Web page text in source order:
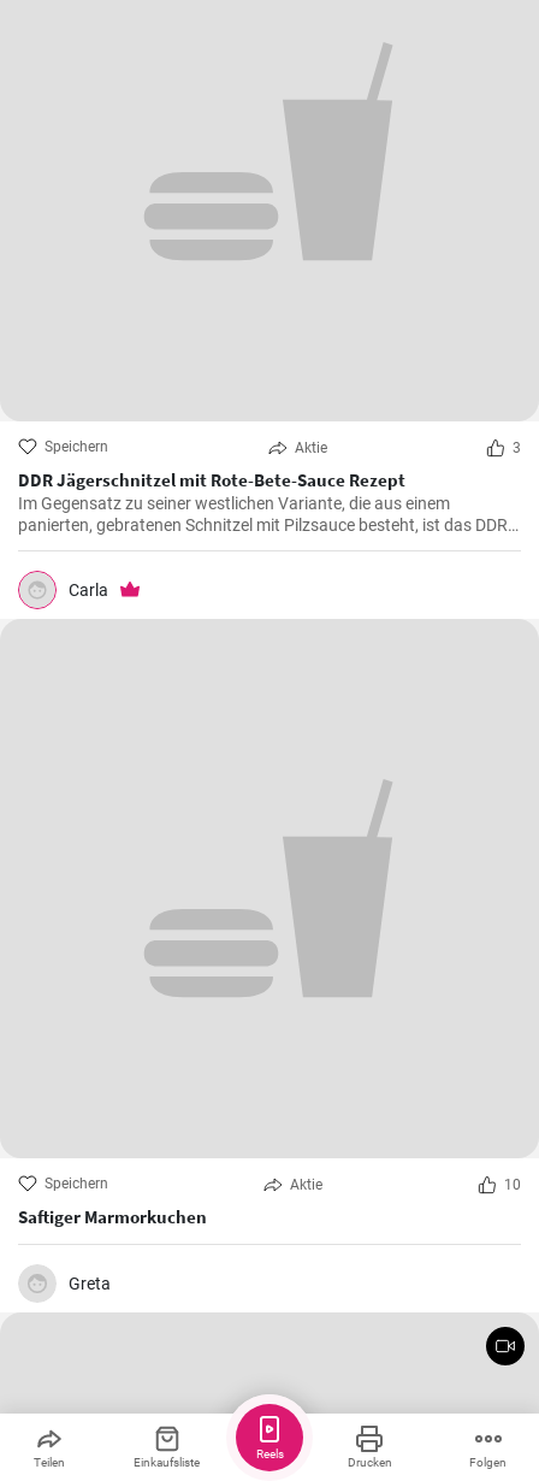
Speichern Aktie 3
DDR Jägerschnitzel mit Rote-Bete-Sauce Rezept
Im Gegensatz zu seiner westlichen Variante, die aus einem
panierten, gebratenen Schnitzel mit Pilzsauce besteht, ist das DDR-
Jägerschnitzel ein paniertes Jagdwurstschnitzel mit
Tomatensauce. Ein deftiges und schnelles Gericht, das eine
Mahlzeit für die ganze Familie oder Freunde bietet.
Carla
Speichern Aktie 10
Saftiger Marmorkuchen
Greta
Teilen Einkaufsliste Drucken Folgen
Reels